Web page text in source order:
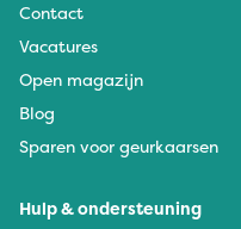
Contact
Vacatures
Open magazijn
Blog
Sparen voor geurkaarsen
Hulp & ondersteuning